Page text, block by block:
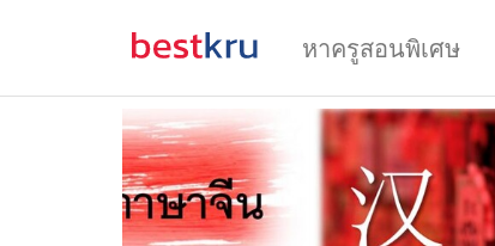
หาครูสอนพิเศษ